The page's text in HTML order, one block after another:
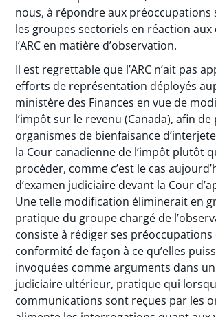
nous, à répondre aux préoccupations
les groupes sectoriels en réaction
l’ARC en matière d’observation.
Il est regrettable que l’ARC n’ait pas
efforts de représentation déployés
ministère des Finances en vue de
l’impôt sur le revenu (Canada), afin
organismes de bienfaisance
la Cour canadienne de l’impôt plutôt
procéder, comme c’est le cas
d’examen judiciaire devant la Cour
Une telle modification éliminerait en
pratique du groupe chargé de
consiste à rédiger ses
conformité de façon à ce qu’elles
invoquées comme arguments dans
judiciaire ultérieur, pratique qui
communications sont reçues par les